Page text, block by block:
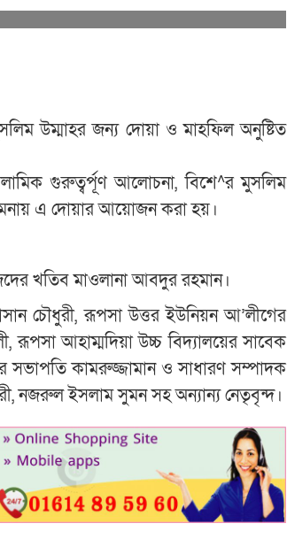
উম্মাহর জন্য দোয়া ও মাহফিল অনুষ্টিত
গুরুত্বর্পূণ আলোচনা, বিশে^র মুসলিম
এ দোয়ার আয়োজন করা হয়।
খতিব মাওলানা আবদুর রহমান।
চৌধুরী, রূপসা উত্তর ইউনিয়ন আ’লীগের
রূপসা আহাম্মদিয়া উচ্চ বিদ্যালয়ের সাবেক
সভাপতি কামরুজ্জামান ও সাধারণ সম্পাদক
নজরুল ইসলাম সুমন সহ অন্যান্য নেতৃবৃন্দ।